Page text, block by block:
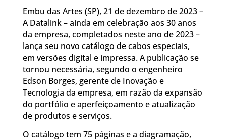
Embu das Artes (SP), 21 de dezembro de 2023 –
A Datalink – ainda em celebração aos 30 anos
da empresa, completados neste ano de 2023 –
lança seu novo catálogo de cabos especiais,
em versões digital e impressa. A publicação se
tornou necessária, segundo o engenheiro
Edson Borges, gerente de Inovação e
Tecnologia da empresa, em razão da expansão
do portfólio e aperfeiçoamento e atualização
de produtos e serviços.
O catálogo tem 75 páginas e a diagramação,